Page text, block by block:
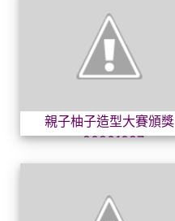
親子柚子造型大賽頒獎
~20201027